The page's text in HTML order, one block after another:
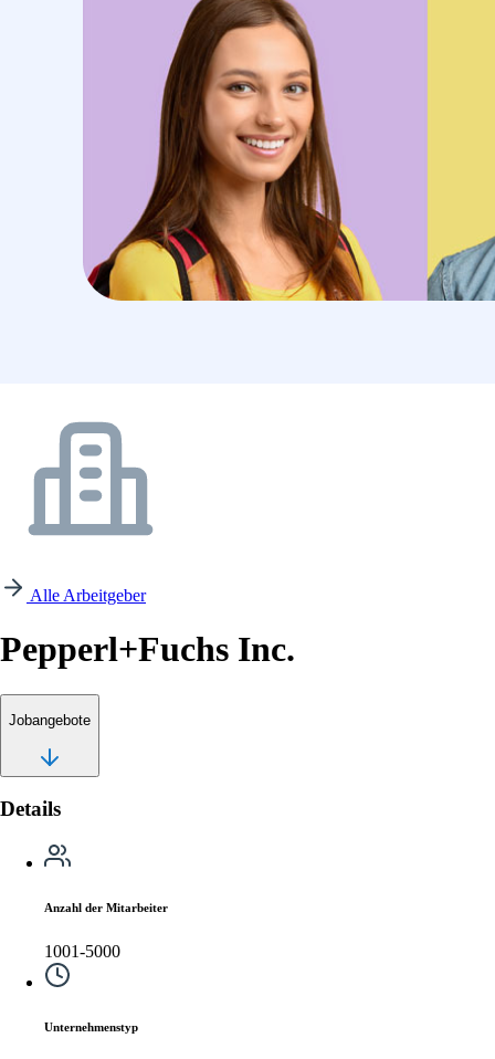
Alle Arbeitgeber
Pepperl+Fuchs Inc.
Jobangebote
Details
Anzahl der Mitarbeiter
1001-5000
Unternehmenstyp